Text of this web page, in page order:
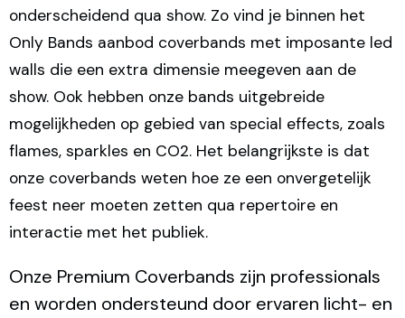
onderscheidend qua show. Zo vind je binnen het
Only Bands aanbod coverbands met imposante led
walls die een extra dimensie meegeven aan de
show. Ook hebben onze bands uitgebreide
mogelijkheden op gebied van special effects, zoals
flames, sparkles en CO2. Het belangrijkste is dat
onze coverbands weten hoe ze een onvergetelijk
feest neer moeten zetten qua repertoire en
interactie met het publiek.
Onze Premium Coverbands zijn professionals
en worden ondersteund door ervaren licht- en